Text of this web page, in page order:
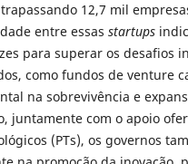
12,7 mil
entre essas startups
para superar os desafios
como fundos de venture
na sobrevivência e
juntamente com o apoio
(PTs), os governos